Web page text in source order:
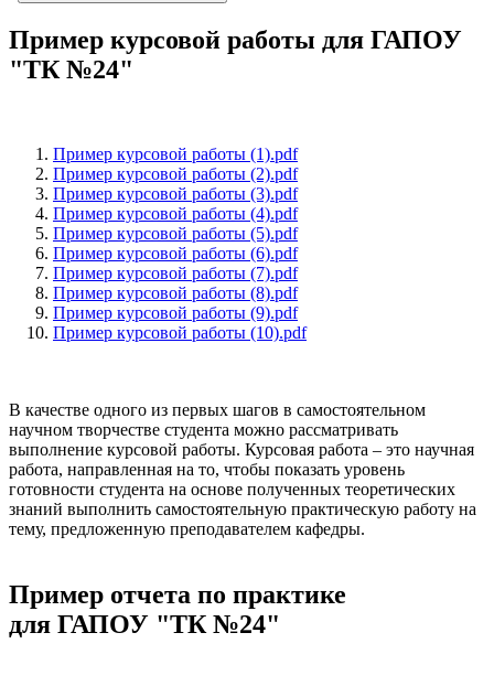
Пример курсовой работы для ГАПОУ
"ТК №24"
Пример курсовой работы (1).pdf
Пример курсовой работы (2).pdf
Пример курсовой работы (3).pdf
Пример курсовой работы (4).pdf
Пример курсовой работы (5).pdf
Пример курсовой работы (6).pdf
Пример курсовой работы (7).pdf
Пример курсовой работы (8).pdf
Пример курсовой работы (9).pdf
Пример курсовой работы (10).pdf
В качестве одного из первых шагов в самостоятельном
научном творчестве студента можно рассматривать
выполнение курсовой работы. Курсовая работа – это научная
работа, направленная на то, чтобы показать уровень
готовности студента на основе полученных теоретических
знаний выполнить самостоятельную практическую работу на
тему, предложенную преподавателем кафедры.
Пример отчета по практике
для ГАПОУ "ТК №24"